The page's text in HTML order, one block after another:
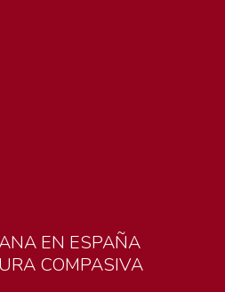
EN ESPAÑA
COMPASIVA